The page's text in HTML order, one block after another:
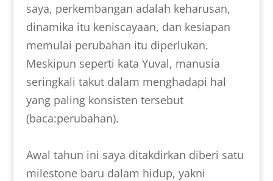
saya, perkembangan adalah keharusan,
dinamika itu keniscayaan, dan kesiapan
memulai perubahan itu diperlukan.
Meskipun seperti kata Yuval, manusia
seringkali takut dalam menghadapi hal
yang paling konsisten tersebut
(baca:perubahan).
Awal tahun ini saya ditakdirkan diberi satu
milestone baru dalam hidup, yakni